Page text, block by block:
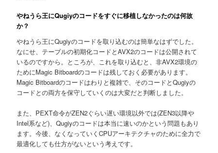
やねうら王にQugiyのコードをすぐに移植しなかったのは何故
か？
やねうら王にQugiyのコードを取り込むのは簡単なはずでした。
なにせ、テーブルの初期化コードとAVX2のコードは公開されて
いるのですから。ところが、これを取り込むと、非AVX2環境の
ためにMagic Bitboardのコードは残しておく必要があります。
Magic Bitboardのコードはわりと複雑で、そのコードとQugiyの
コードとの両方を保守していくのは大変だと判断しました。
また、PEXT命令がZEN2ぐらい遅い環境以外では(ZEN3以降や
Intel系など)、Qugiyのコードは本当に速いのかという問題もあり
ます。今後、なくなっていくCPUアーキテクチャのために全力で
最適化しても仕方がないという考えです。